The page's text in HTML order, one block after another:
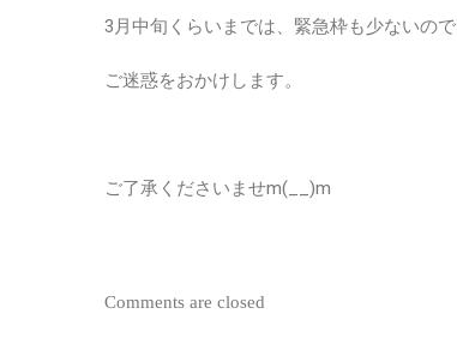
3月中旬くらいまでは、緊急枠も少ないので
ご迷惑をおかけします。
ご了承くださいませm(__)m
Comments are closed